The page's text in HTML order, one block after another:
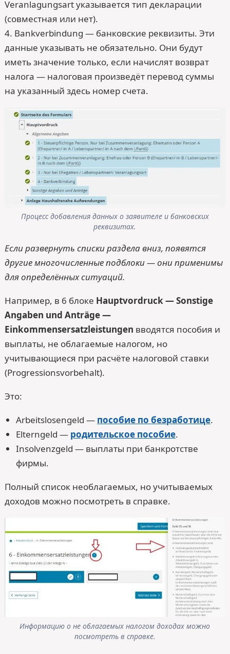
Veranlagungsart указывается тип декларации
(совместная или нет).
4. Bankverbindung — банковские реквизиты. Эти
данные указывать не обязательно. Они будут
иметь значение только, если начислят возврат
налога — налоговая произведёт перевод суммы
на указанный здесь номер счета.
Процесс добавления данных о заявителе и банковских
реквизитах.
Если развернуть списки раздела вниз, появятся
другие многочисленные подблоки — они применимы
для определённых ситуаций.
Например, в 6 блоке Hauptvordruck — Sonstige
Angaben und Anträge —
Einkommensersatzleistungen вводятся пособия и
выплаты, не облагаемые налогом, но
учитывающиеся при расчёте налоговой ставки
(Progressionsvorbehalt).
Это:
Arbeitslosengeld — пособие по безработице.
Elterngeld — родительское пособие.
Insolvenzgeld — выплаты при банкротстве
фирмы.
Полный список необлагаемых, но учитываемых
доходов можно посмотреть в справке.
Информацию о не облагаемых налогом доходах можно
посмотреть в справке.